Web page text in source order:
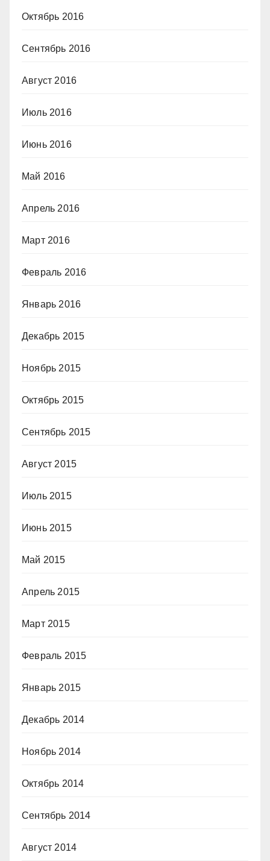
Октябрь 2016
Сентябрь 2016
Август 2016
Июль 2016
Июнь 2016
Май 2016
Апрель 2016
Март 2016
Февраль 2016
Январь 2016
Декабрь 2015
Ноябрь 2015
Октябрь 2015
Сентябрь 2015
Август 2015
Июль 2015
Июнь 2015
Май 2015
Апрель 2015
Март 2015
Февраль 2015
Январь 2015
Декабрь 2014
Ноябрь 2014
Октябрь 2014
Сентябрь 2014
Август 2014